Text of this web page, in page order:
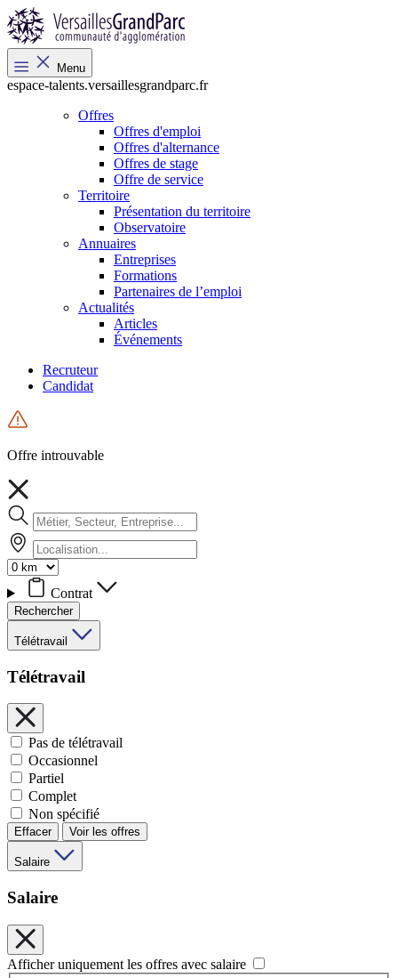
Menu
espace-talents.versaillesgrandparc.fr
Offres
Offres d'emploi
Offres d'alternance
Offres de stage
Offre de service
Territoire
Présentation du territoire
Observatoire
Annuaires
Entreprises
Formations
Partenaires de l’emploi
Actualités
Articles
Événements
Recruteur
Candidat
Offre introuvable
Contrat
Rechercher
Télétravail
Télétravail
Pas de télétravail
Occasionnel
Partiel
Complet
Non spécifié
Effacer Voir les offres
Salaire
Salaire
Afficher uniquement les offres avec salaire